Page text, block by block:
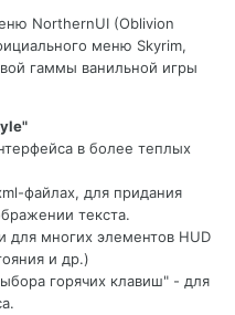
NorthernUI (Oblivion
меню Skyrim,
гаммы ванильной игры
в более теплых
файлах, для придания
текста.
для многих элементов HUD
и др.)
горячих клавиш" - для